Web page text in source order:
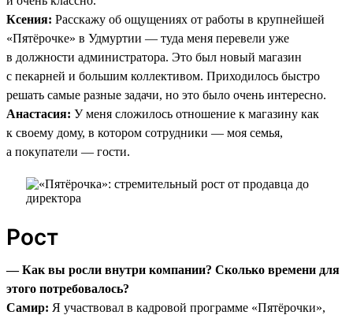
Ксения: Расскажу об ощущениях от работы в крупнейшей
«Пятёрочке» в Удмуртии — туда меня перевели уже
в должности администратора. Это был новый магазин
с пекарней и большим коллективом. Приходилось быстро
решать самые разные задачи, но это было очень интересно.
Анастасия: У меня сложилось отношение к магазину как
к своему дому, в котором сотрудники — моя семья,
а покупатели — гости.
Рост
— Как вы росли внутри компании? Сколько времени для
этого потребовалось?
Самир: Я участвовал в кадровой программе «Пятёрочки»,